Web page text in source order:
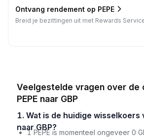
Ontvang rendement op PEPE
Breid je bezittingen uit met Rewards
Veelgestelde vragen over de
PEPE naar GBP
1. Wat is de huidige wisselkoers van PEPE
naar GBP?
1 PEPE is momenteel ongeveer 0